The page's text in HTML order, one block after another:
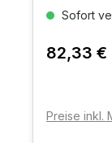
Sofort
82,33 €
Preise inkl.